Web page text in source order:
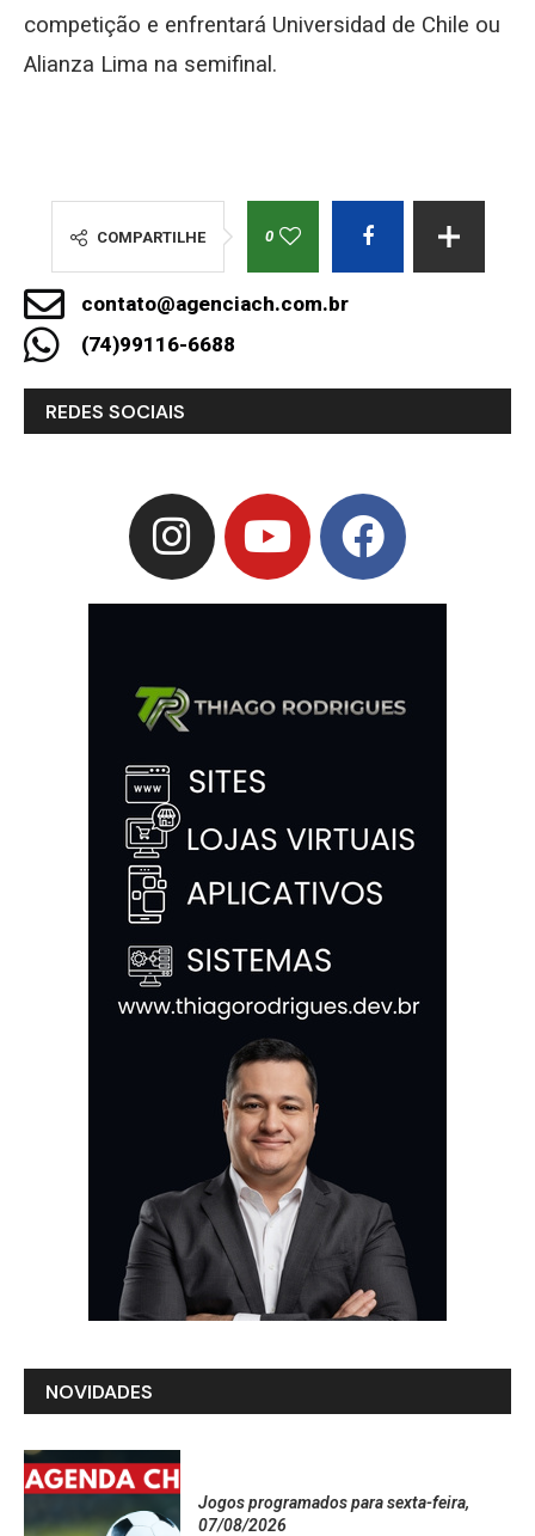
competição e enfrentará Universidad de Chile ou
Alianza Lima na semifinal.
COMPARTILHE 0
contato@agenciach.com.br
(74)99116-6688
REDES SOCIAIS
NOVIDADES
Jogos programados para sexta-feira,
07/08/2026